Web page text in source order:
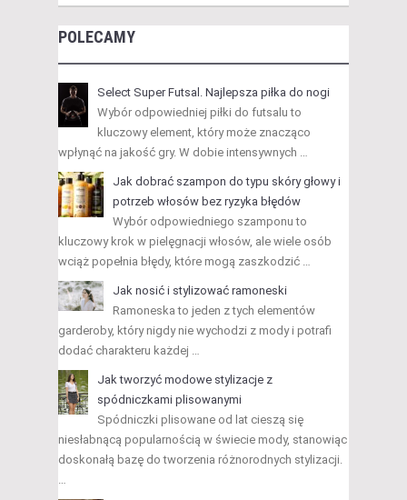
POLECAMY
Select Super Futsal. Najlepsza piłka do nogi
Wybór odpowiedniej piłki do futsalu to
kluczowy element, który może znacząco
wpłynąć na jakość gry. W dobie intensywnych …
Jak dobrać szampon do typu skóry głowy i
potrzeb włosów bez ryzyka błędów
Wybór odpowiedniego szamponu to
kluczowy krok w pielęgnacji włosów, ale wiele osób
wciąż popełnia błędy, które mogą zaszkodzić …
Jak nosić i stylizować ramoneski
Ramoneska to jeden z tych elementów
garderoby, który nigdy nie wychodzi z mody i potrafi
dodać charakteru każdej …
Jak tworzyć modowe stylizacje z
spódniczkami plisowanymi
Spódniczki plisowane od lat cieszą się
niesłabnącą popularnością w świecie mody, stanowiąc
doskonałą bazę do tworzenia różnorodnych stylizacji.